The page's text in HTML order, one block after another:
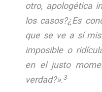
otro, apologética
los casos?¿Es
que se ve a sí
imposible o
en el justo
verdad?».3